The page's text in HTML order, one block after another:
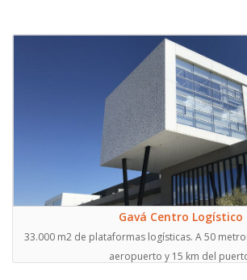
Gavá Centro Logístico
33.000 m2 de plataformas logísticas. A 50
aeropuerto y 15 km del